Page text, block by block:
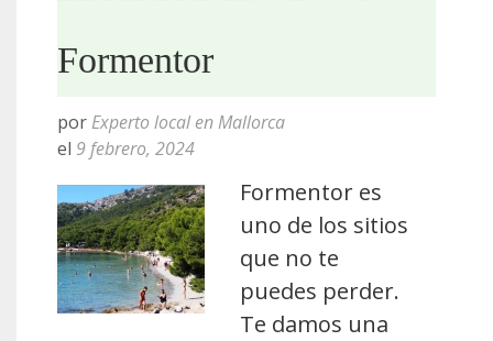
Formentor
por Experto local en Mallorca
el 9 febrero, 2024
Formentor es
uno de los sitios
que no te
puedes perder.
Te damos una